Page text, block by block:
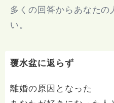
多くの回答からあなたの
い。
覆水盆に返らず
離婚の原因となった